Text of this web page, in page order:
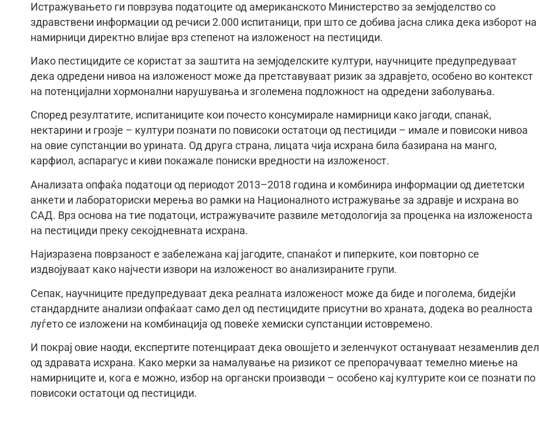
Истражувањето ги поврзува податоците од американското Министерство за земјоделство со
здравствени информации од речиси 2.000 испитаници, при што се добива јасна слика дека изборот на
намирници директно влијае врз степенот на изложеност на пестициди.
Иако пестицидите се користат за заштита на земјоделските култури, научниците предупредуваат
дека одредени нивоа на изложеност може да претставуваат ризик за здравјето, особено во контекст
на потенцијални хормонални нарушувања и зголемена подложност на одредени заболувања.
Според резултатите, испитаниците кои почесто консумирале намирници како јагоди, спанаќ,
нектарини и грозје – култури познати по повисоки остатоци од пестициди – имале и повисоки нивоа
на овие супстанции во урината. Од друга страна, лицата чија исхрана била базирана на манго,
карфиол, аспарагус и киви покажале пониски вредности на изложеност.
Анализата опфаќа податоци од периодот 2013–2018 година и комбинира информации од диететски
анкети и лабораториски мерења во рамки на Националното истражување за здравје и исхрана во
САД. Врз основа на тие податоци, истражувачите развиле методологија за проценка на изложеноста
на пестициди преку секојдневната исхрана.
Најизразена поврзаност е забележана кај јагодите, спанаќот и пиперките, кои повторно се
издвојуваат како најчести извори на изложеност во анализираните групи.
Сепак, научниците предупредуваат дека реалната изложеност може да биде и поголема, бидејќи
стандардните анализи опфаќаат само дел од пестицидите присутни во храната, додека во реалноста
луѓето се изложени на комбинација од повеќе хемиски супстанции истовремено.
И покрај овие наоди, експертите потенцираат дека овошјето и зеленчукот остануваат незаменлив дел
од здравата исхрана. Како мерки за намалување на ризикот се препорачуваат темелно миење на
намирниците и, кога е можно, избор на органски производи – особено кај културите кои се познати по
повисоки остатоци од пестициди.